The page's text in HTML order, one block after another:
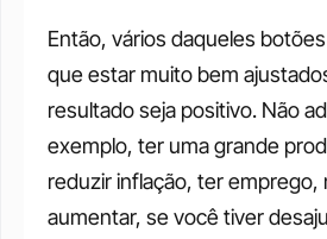
Então, vários daqueles
que estar muito bem
resultado seja positivo. Não
exemplo, ter uma grande
reduzir inflação, ter emprego,
aumentar, se você tiver